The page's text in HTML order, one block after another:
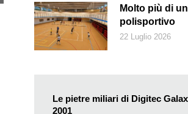
Molto più di
polisportivo
22 Luglio 2026
Le pietre miliari di Digitec
2001